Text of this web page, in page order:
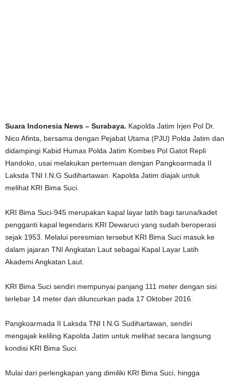
Suara Indonesia News – Surabaya. Kapolda Jatim Irjen Pol Dr.
Nico Afinta, bersama dengan Pejabat Utama (PJU) Polda Jatim dan
didampingi Kabid Humas Polda Jatim Kombes Pol Gatot Repli
Handoko, usai melakukan pertemuan dengan Pangkoarmada II
Laksda TNI I.N.G Sudihartawan. Kapolda Jatim diajak untuk
melihat KRI Bima Suci.
KRI Bima Suci-945 merupakan kapal layar latih bagi taruna/kadet
pengganti kapal legendaris KRI Dewaruci yang sudah beroperasi
sejak 1953. Melalui peresmian tersebut KRI Bima Suci masuk ke
dalam jajaran TNI Angkatan Laut sebagai Kapal Layar Latih
Akademi Angkatan Laut.
KRI Bima Suci sendiri mempunyai panjang 111 meter dengan sisi
terlebar 14 meter dan diluncurkan pada 17 Oktober 2016.
Pangkoarmada II Laksda TNI I.N.G Sudihartawan, sendiri
mengajak keliling Kapolda Jatim untuk melihat secara langsung
kondisi KRI Bima Suci.
Mulai dari perlengkapan yang dimiliki KRI Bima Suci, hingga